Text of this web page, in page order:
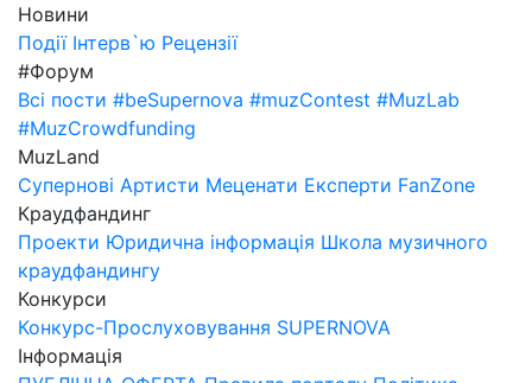
Новини
Події Інтерв`ю Рецензії
#Форум
Всі пости #beSupernova #muzContest #MuzLab
#MuzCrowdfunding
MuzLand
Супернові Артисти Меценати Експерти FanZone
Краудфандинг
Проекти Юридична інформація Школа музичного
краудфандингу
Конкурси
Конкурс-Прослуховування SUPERNOVA
Інформація